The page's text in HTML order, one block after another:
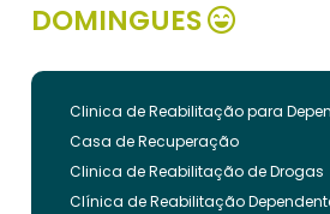
DOMINGUES
Clinica de Reabilitação para
Casa de Recuperação
Clinica de Reabilitação de Drogas
Clínica de Reabilitação